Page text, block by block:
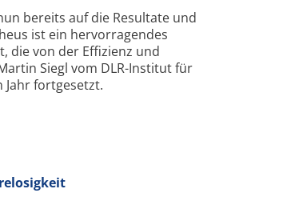
bereits auf die Resultate und
ist ein hervorragendes
die von der Effizienz und
Siegl vom DLR-Institut für
fortgesetzt.